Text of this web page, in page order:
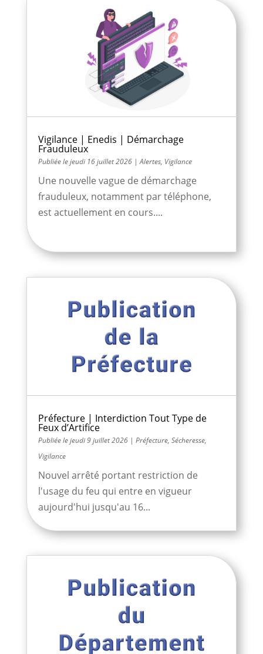
Vigilance | Enedis | Démarchage
Frauduleux
jeudi 16 juillet 2026|Alertes, Vigilance
Une nouvelle vague de démarchage
frauduleux, notamment par téléphone,
est actuellement en cours....
Préfecture | Interdiction Tout Type de
Feux d’Artifice
jeudi 9 juillet 2026| Préfecture, Sécheresse,
Vigilance
Nouvel arrêté portant restriction de
l'usage du feu qui entre en vigueur
aujourd'hui jusqu'au 16...